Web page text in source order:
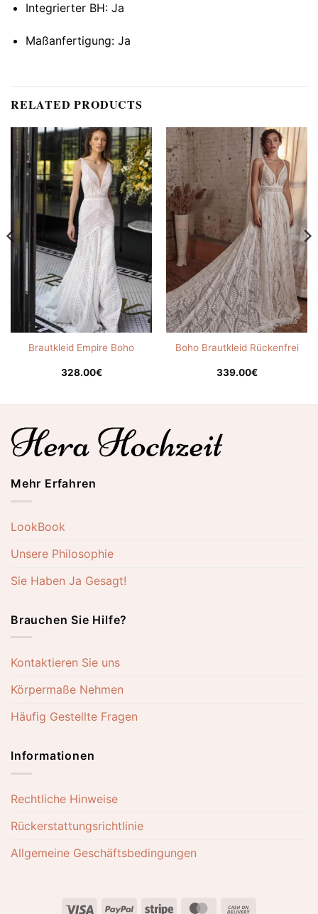
Integrierter BH: Ja
Maßanfertigung: Ja
RELATED PRODUCTS
Brautkleid Empire Boho
328.00€
Boho Brautkleid Rückenfrei
339.00€
Mehr Erfahren
LookBook
Unsere Philosophie
Sie Haben Ja Gesagt!
Brauchen Sie Hilfe?
Kontaktieren Sie uns
Körpermaße Nehmen
Häufig Gestellte Fragen
Informationen
Rechtliche Hinweise
Rückerstattungsrichtlinie
Allgemeine Geschäftsbedingungen
Visa PayPal Stripe MasterCard